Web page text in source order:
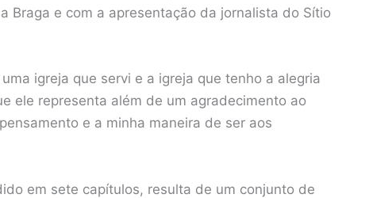
Braga e com a apresentação da jornalista do Sítio
igreja que servi e a igreja que tenho a alegria
ele representa além de um agradecimento ao
e a minha maneira de ser aos
em sete capítulos, resulta de um conjunto de